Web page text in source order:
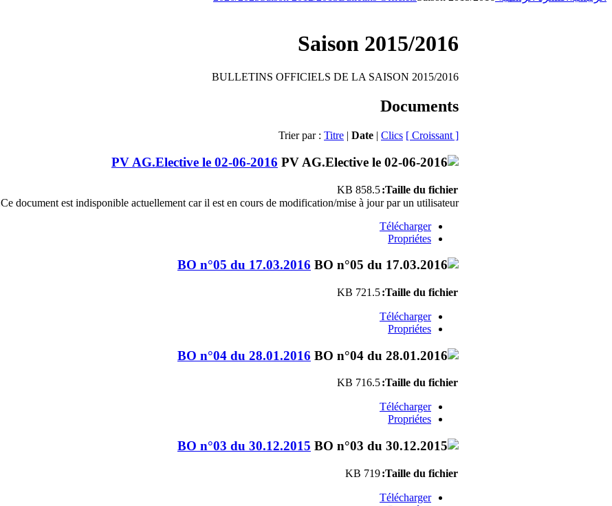
Saison 2015/2016
BULLETINS OFFICIELS DE LA SAISON 2015/2016
Documents
Trier par : Titre | Date | Clics [ Croissant ]
PV AG.Elective le 02-06-2016
Taille du fichier:
858.5 KB
Ce document est indisponible actuellement car il est en cours de modification/mise à jour par un utilisateur.
Télécharger
Propriétes
BO n°05 du 17.03.2016
Taille du fichier:
721.5 KB
Télécharger
Propriétes
BO n°04 du 28.01.2016
Taille du fichier:
716.5 KB
Télécharger
Propriétes
BO n°03 du 30.12.2015
Taille du fichier:
719 KB
Télécharger